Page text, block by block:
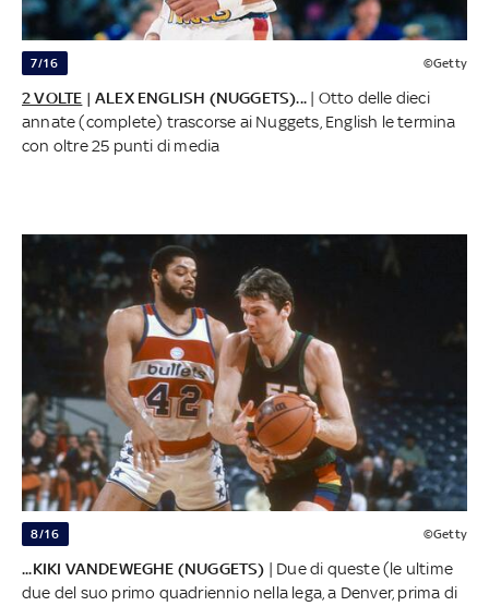
7/16 ©Getty
2 VOLTE | ALEX ENGLISH (NUGGETS)... | Otto delle dieci
annate (complete) trascorse ai Nuggets, English le termina
con oltre 25 punti di media
8/16 ©Getty
...KIKI VANDEWEGHE (NUGGETS) | Due di queste (le ultime
due del suo primo quadriennio nella lega, a Denver, prima di